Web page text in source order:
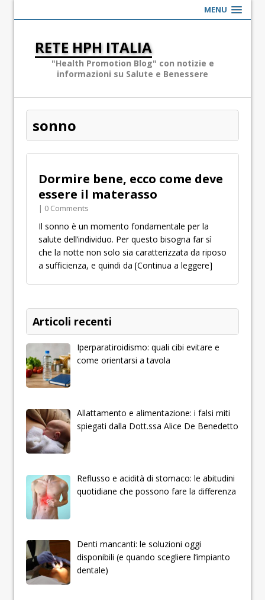
MENU
RETE HPH ITALIA
"Health Promotion Blog" con notizie e
informazioni su Salute e Benessere
sonno
Dormire bene, ecco come deve
essere il materasso
| 0 Comments
Il sonno è un momento fondamentale per la
salute dell’individuo. Per questo bisogna far sì
che la notte non solo sia caratterizzata da riposo
a sufficienza, e quindi da [Continua a leggere]
Articoli recenti
Iperparatiroidismo: quali cibi evitare e
come orientarsi a tavola
Allattamento e alimentazione: i falsi miti
spiegati dalla Dott.ssa Alice De Benedetto
Reflusso e acidità di stomaco: le abitudini
quotidiane che possono fare la differenza
Denti mancanti: le soluzioni oggi
disponibili (e quando scegliere l’impianto
dentale)